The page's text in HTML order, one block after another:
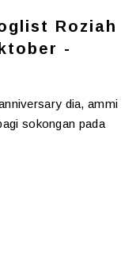
Roziah
-
dia, ammi
sokongan pada